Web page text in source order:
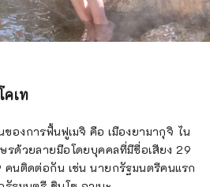
คเท
องการฟื้นฟูเมจิ คือ เมืองยามากุจิ ไน
รด้วยลายมือโดยบุคคลที่มีชื่อเสียง 29
นติดต่อกัน เช่น นายกรัฐมนตรีคนแรก